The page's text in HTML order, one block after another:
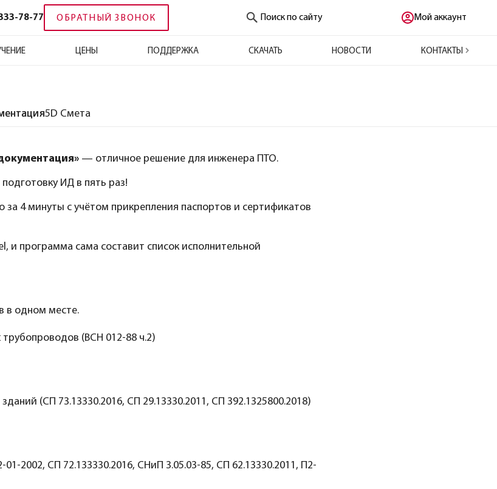
78-77 ОБРАТНЫЙ ЗВОНОК Поиск по сайту Мой аккаунт
ЦЕНЫ ПОДДЕРЖКА СКАЧАТЬ НОВОСТИ КОНТАКТЫ
5D Смета
— отличное решение для инженера ПТО.
ИД в пять раз!
4 минуты с учётом прикрепления паспортов и сертификатов
программа сама составит список исполнительной
в одном месте.
(ВСН 012-88 ч.2)
(СП 73.13330.2016, СП 29.13330.2011, СП 392.1325800.2018)
2002, СП 72.133330.2016, СНиП 3.05.03-85, СП 62.13330.2011, П2-